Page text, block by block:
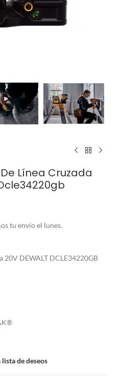
Línea Cruzada
tu envío el lunes.
20V DEWALT DCLE34220GB
de deseos